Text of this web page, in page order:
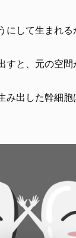
にして生まれる
すと、元の空間
出した幹細胞